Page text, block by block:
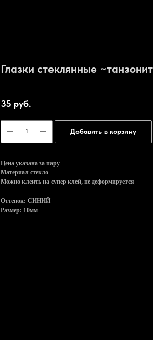
Глазки стеклянные
35 руб.
Добавить в корзину
Цена указана за пару
Материал стекло
Можно клеить на супер клей, не деформируется
Оттенок: СИНИЙ
Размер: 10мм